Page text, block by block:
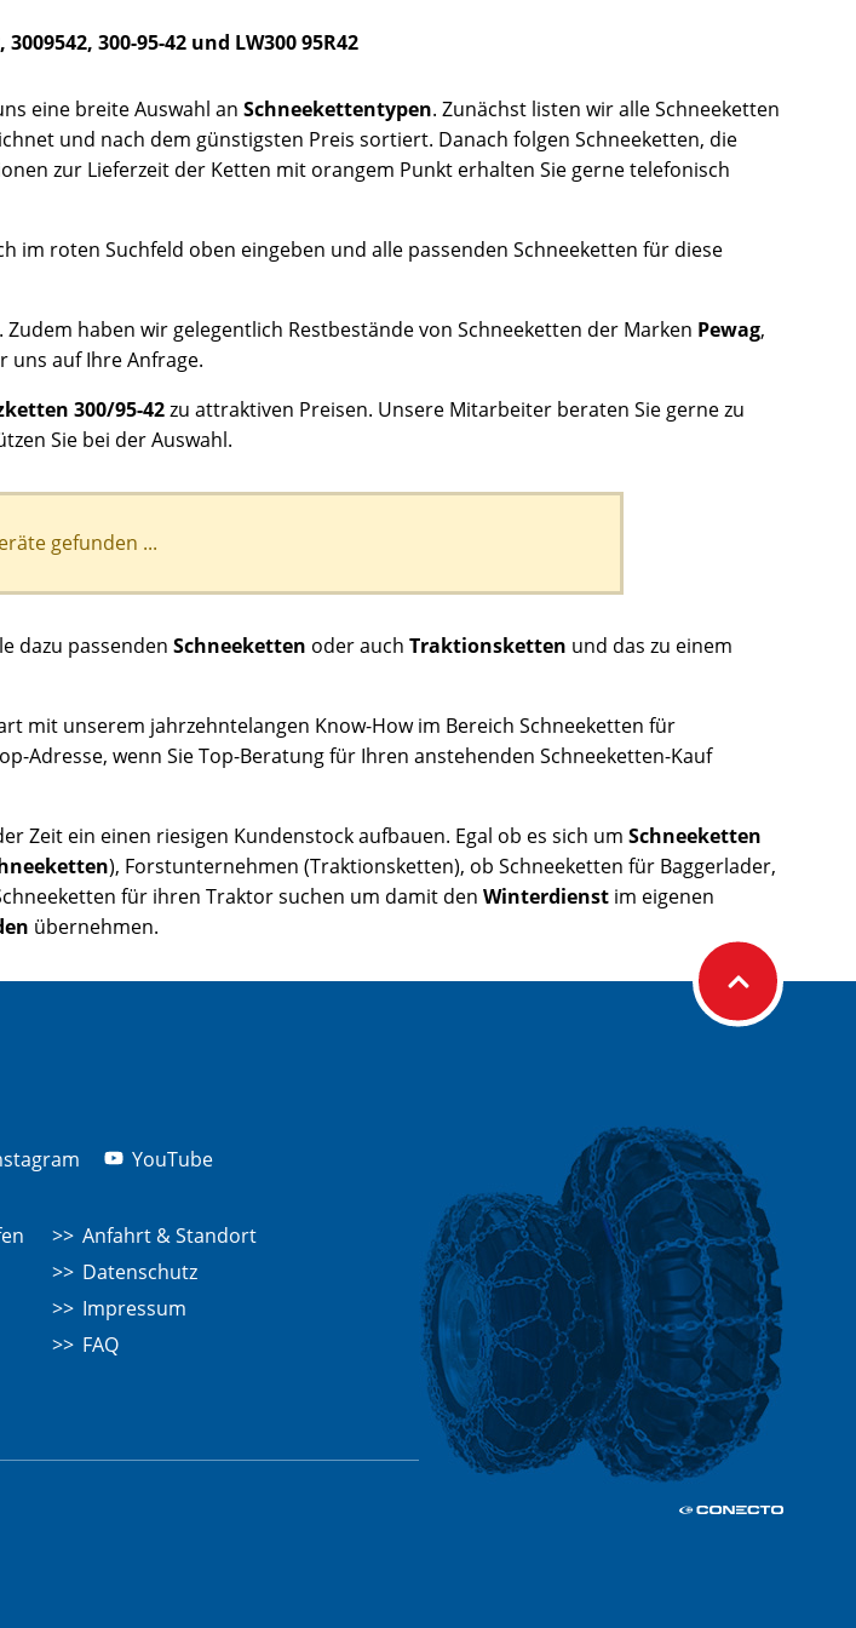
300-95-42 und LW300 95R42
eine breite Auswahl an Schneekettentypen. Zunächst listen wir alle Schneeketten
und nach dem günstigsten Preis sortiert. Danach folgen Schneeketten, die
zur Lieferzeit der Ketten mit orangem Punkt erhalten Sie gerne telefonisch
im roten Suchfeld oben eingeben und alle passenden Schneeketten für diese
. Zudem haben wir gelegentlich Restbestände von Schneeketten der Marken Pewag,
uns auf Ihre Anfrage.
300/95-42zu attraktiven Preisen. Unsere Mitarbeiter beraten Sie gerne zu
Sie bei der Auswahl.
gefunden ...
dazu passenden Schneeketten oder auch Traktionsketten und das zu einem
mit unserem jahrzehntelangen Know-How im Bereich Schneeketten für
wenn Sie Top-Beratung für Ihren anstehenden Schneeketten-Kauf
Zeit ein einen riesigen Kundenstock aufbauen. Egal ob es sich um Schneeketten
), Forstunternehmen (Traktionsketten), ob Schneeketten für Baggerlader,
für ihren Traktor suchen um damit den Winterdienst im eigenen
übernehmen.
YouTube
Anfahrt & Standort
Datenschutz
Impressum
FAQ